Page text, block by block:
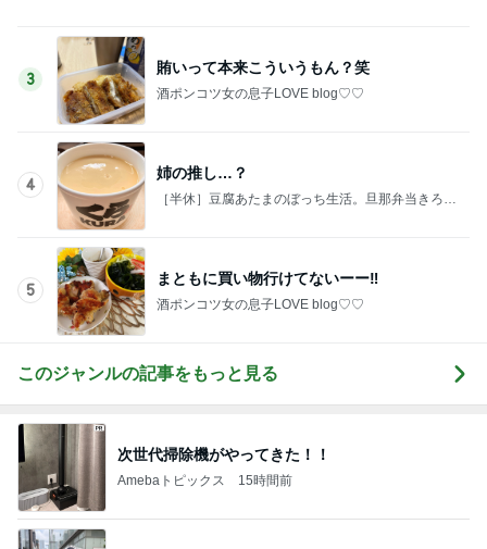
4
姉の推し…？
［半休］豆腐あたまのぼっち生活。旦那弁当きろく
5
まともに買い物行けてないーー‼︎
酒ポンコツ女の息子LOVE blog♡♡
このジャンルの記事をもっと見る
Amebaトピックス 15時間前
若乃花 バキバキの体をマッサージ
Amebaトピックス 1日前